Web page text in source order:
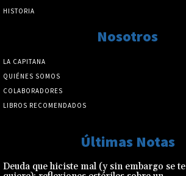
HISTORIA
Nosotros
LA CAPITANA
QUIÉNES SOMOS
COLABORADORES
LIBROS RECOMENDADOS
Últimas Notas
Deuda que hiciste mal (y sin embargo se te